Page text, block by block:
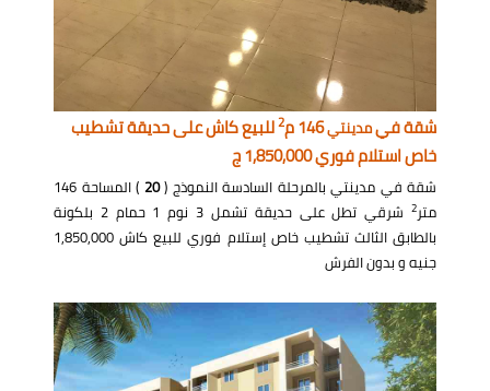
شقة فيمدينتي146 م 2للبيع كاش على حديقة تشطيب
خاص استلام فوري 1,850,000 ج
شقة في مدينتي بالمرحلة السادسة النموذج (20
) المساحة 146
متر2
شرقي تطل على حديقة تشمل 3 نوم 1 حمام 2 بلكونة
بالطابق الثالث تشطيب خاص إستلام فوري للبيع كاش 1,850,000
جنيه و بدون الفرش